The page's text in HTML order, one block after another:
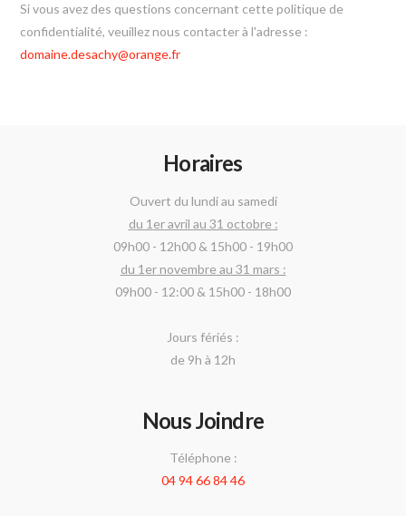
Si vous avez des questions concernant cette politique de
confidentialité, veuillez nous contacter à l'adresse :
domaine.desachy@orange.fr
Horaires
Ouvert du lundi au samedi
du 1 eravril au 31 octobre :
09h00 - 12h00 & 15h00 - 19h00
du 1 ernovembre au 31 mars :
09h00 - 12:00 & 15h00 - 18h00
Jours fériés :
de 9h à 12h
Nous Joindre
Téléphone :
04 94 66 84 46